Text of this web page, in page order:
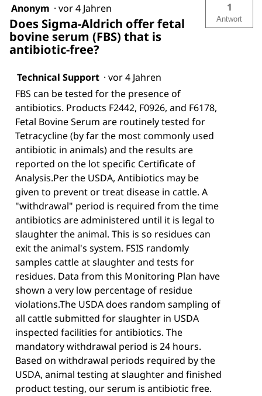
Anonym · vor 4 Jahren
Does Sigma-Aldrich offer fetal
bovine serum (FBS) that is
antibiotic-free?
1
Antwort
Technical Support · vor 4 Jahren
FBS can be tested for the presence of
antibiotics. Products F2442, F0926, and F6178,
Fetal Bovine Serum are routinely tested for
Tetracycline (by far the most commonly used
antibiotic in animals) and the results are
reported on the lot specific Certificate of
Analysis.Per the USDA, Antibiotics may be
given to prevent or treat disease in cattle. A
"withdrawal" period is required from the time
antibiotics are administered until it is legal to
slaughter the animal. This is so residues can
exit the animal's system. FSIS randomly
samples cattle at slaughter and tests for
residues. Data from this Monitoring Plan have
shown a very low percentage of residue
violations.The USDA does random sampling of
all cattle submitted for slaughter in USDA
inspected facilities for antibiotics. The
mandatory withdrawal period is 24 hours.
Based on withdrawal periods required by the
USDA, animal testing at slaughter and finished
product testing, our serum is antibiotic free.